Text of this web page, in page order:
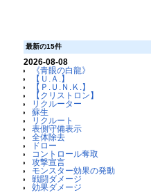
最新の15件
2026-08-08
《青眼の白龍》
【Ｕ.Ａ.】
【Ｐ.Ｕ.Ｎ.Ｋ.】
【クリストロン】
リクルーター
蘇生
リクルート
表側守備表示
全体除去
ドロー
コントロール奪取
攻撃宣言
モンスター効果の発動
戦闘ダメージ
効果ダメージ